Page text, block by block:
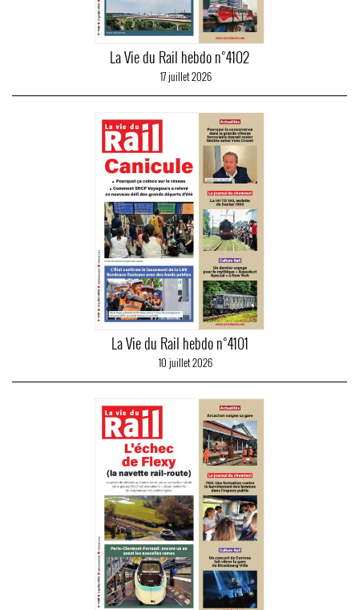
La Vie du Rail hebdo n°4102
17 juillet 2026
La Vie du Rail hebdo n°4101
10 juillet 2026